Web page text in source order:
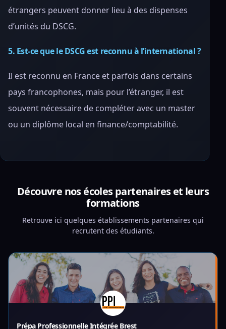
étrangers peuvent donner lieu à des dispenses
d’unités du DSCG.
5. Est-ce que le DSCG est reconnu à l’international ?
Il est reconnu en France et parfois dans certains
pays francophones, mais pour l’étranger, il est
souvent nécessaire de compléter avec un master
ou un diplôme local en finance/comptabilité.
Découvre nos écoles partenaires et leurs
formations
Retrouve ici quelques établissements partenaires qui
recrutent des étudiants.
Prépa Professionnelle Intégrée Brest